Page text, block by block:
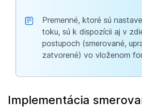
Premenné, ktoré sú
toku, sú k dispozícii aj v
postupoch (smerované,
zatvorené) vo vloženom
Implementácia